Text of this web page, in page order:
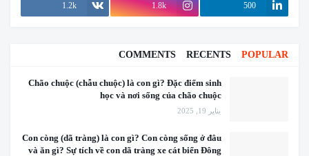
500
1.8k
1.2k
POPULAR
RECENTS
COMMENTS
Chão chuộc (chẫu chuộc) là con gì? Đặc điểm sinh
học và nơi sống của chão chuộc
يناير 19, 2025
Con còng (dã tràng) là con gì? Con còng sống ở đâu
và ăn gì? Sự tích về con dã tràng xe cát biển Đông